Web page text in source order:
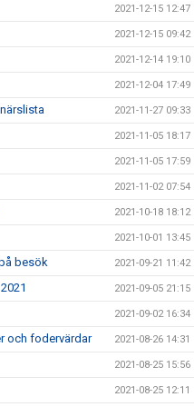
2021-12-15 12:47
2021-12-15 09:42
2021-12-14 19:10
2021-12-04 17:49
2021-11-27 09:33
2021-11-05 18:17
2021-11-05 17:59
2021-11-02 07:54
2021-10-18 18:12
2021-10-01 13:45
besök 2021-09-21 11:42
2021-09-05 21:15
2021-09-02 16:34
och fodervärdar 2021-08-26 14:31
2021-08-25 15:56
2021-08-25 12:11